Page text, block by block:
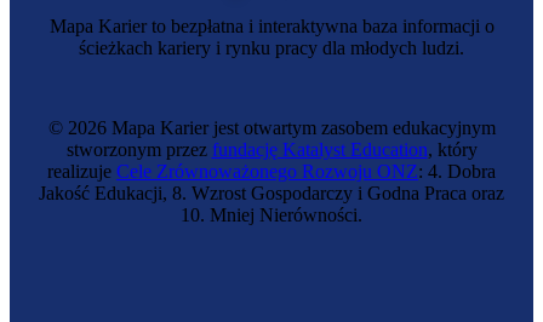
Mapa Karier to bezpłatna i interaktywna baza informacji o
ścieżkach kariery i rynku pracy dla młodych ludzi.
© 2026 Mapa Karier jest otwartym zasobem edukacyjnym
stworzonym przez fundację Katalyst Education, który
realizuje Cele Zrównoważonego Rozwoju ONZ: 4. Dobra
Jakość Edukacji, 8. Wzrost Gospodarczy i Godna Praca oraz
10. Mniej Nierówności.